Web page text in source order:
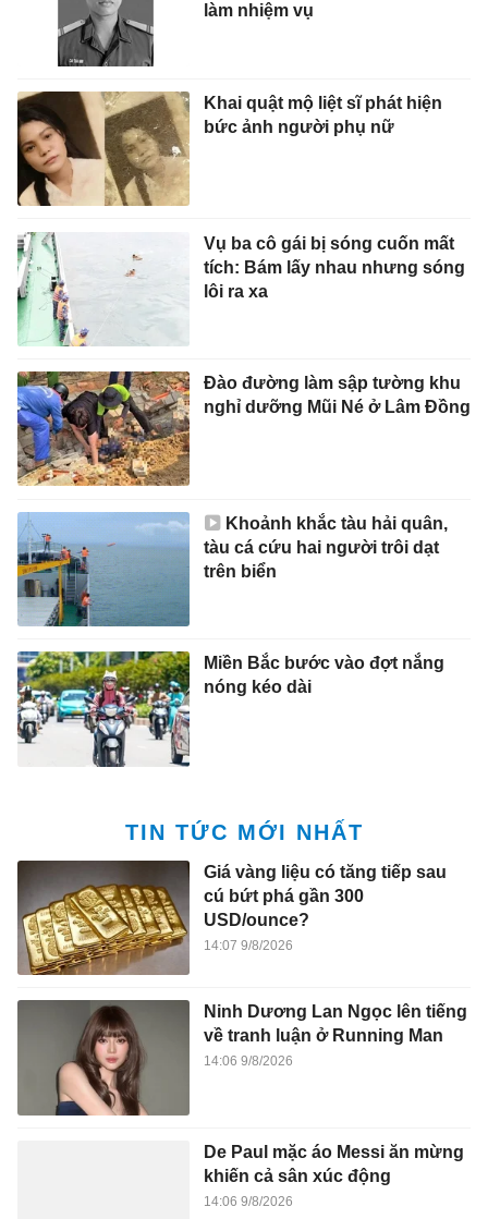
làm nhiệm vụ
Khai quật mộ liệt sĩ phát hiện
bức ảnh người phụ nữ
Vụ ba cô gái bị sóng cuốn mất
tích: Bám lấy nhau nhưng sóng
lôi ra xa
Đào đường làm sập tường khu
nghỉ dưỡng Mũi Né ở Lâm Đồng
Khoảnh khắc tàu hải quân,
tàu cá cứu hai người trôi dạt
trên biển
Miền Bắc bước vào đợt nắng
nóng kéo dài
TIN TỨC MỚI NHẤT
Giá vàng liệu có tăng tiếp sau
cú bứt phá gần 300
USD/ounce?
14:07 9/8/2026
Ninh Dương Lan Ngọc lên tiếng
về tranh luận ở Running Man
14:06 9/8/2026
De Paul mặc áo Messi ăn mừng
khiến cả sân xúc động
14:06 9/8/2026